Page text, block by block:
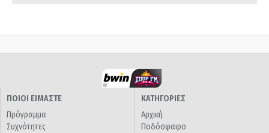
ΠΟΙΟΙ ΕΙΜΑΣΤΕ
Πρόγραμμα
Συχνότητες
ΚΑΤΗΓΟΡΙΕΣ
Αρχική
Ποδόσφαιρο